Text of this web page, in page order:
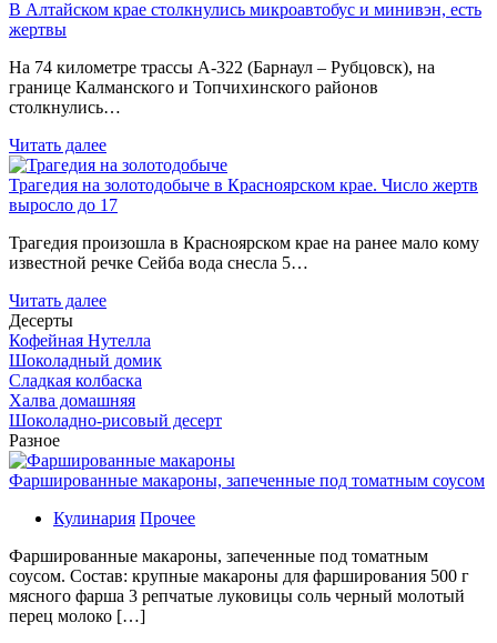
В Алтайском крае столкнулись микроавтобус и минивэн, есть
жертвы
На 74 километре трассы А-322 (Барнаул – Рубцовск), на
границе Калманского и Топчихинского районов
столкнулись…
Читать далее
Трагедия на золотодобыче в Красноярском крае. Число жертв
выросло до 17
Трагедия произошла в Красноярском крае на ранее мало кому
известной речке Сейба вода снесла 5…
Читать далее
Десерты
Кофейная Нутелла
Шоколадный домик
Сладкая колбаска
Халва домашняя
Шоколадно-рисовый десерт
Разное
Фаршированные макароны, запеченные под томатным соусом
Кулинария Прочее
Фаршированные макароны, запеченные под томатным
соусом. Состав: крупные макароны для фарширования 500 г
мясного фарша 3 репчатые луковицы соль черный молотый
перец молоко […]